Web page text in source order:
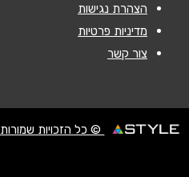
הצהרת נגישות
מדיניות פרטיות
צור קשר
© כל הזכויות שמורות STYLE ניהול מועדוני לקוחות